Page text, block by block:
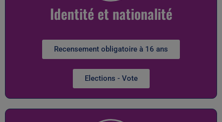
Identité et nationalité
Recensement obligatoire à 16 ans
Elections - Vote